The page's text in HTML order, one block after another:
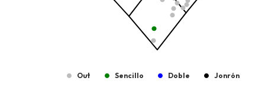
Out Sencillo Doble Jonrón